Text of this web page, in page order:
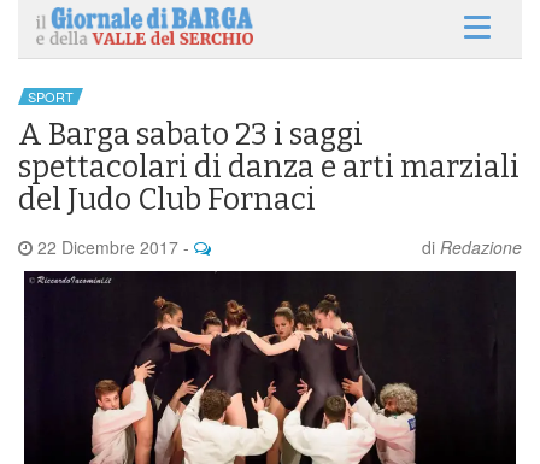
SPORT
A Barga sabato 23 i saggi
spettacolari di danza e arti marziali
del Judo Club Fornaci
22 Dicembre 2017 - di Redazione